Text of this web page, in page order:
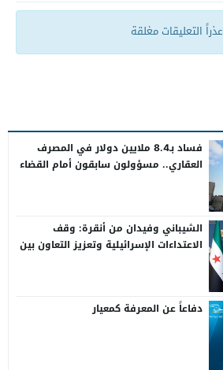
عذراً التعليقات مغلقة
فساد بـ8.4 ملايين دولار في المصرف
العقاري.. مسؤولون سابقون أمام القضاء
الشيباني وفيدان من أنقرة: وقف
الاعتداءات الإسرائيلية وتعزيز التعاون بين
دفاعاً عن المعرفة كمعيار